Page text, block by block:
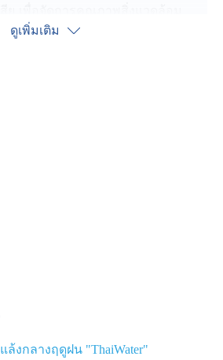
ดูเพิ่มเติม
ล้งกลางฤดูฝน "ThaiWater"